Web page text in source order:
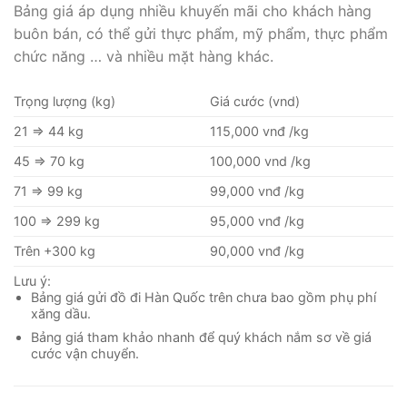
Bảng giá áp dụng nhiều khuyến mãi cho khách hàng
buôn bán, có thể gửi thực phẩm, mỹ phẩm, thực phẩm
chức năng … và nhiều mặt hàng khác.
Trọng lượng (kg)
Giá cước (vnd)
21 ⇒ 44 kg
115,000 vnđ /kg
45 ⇒ 70 kg
100,000 vnd /kg
71 ⇒ 99 kg
99,000 vnđ /kg
100 ⇒ 299 kg
95,000 vnđ /kg
Trên +300 kg
90,000 vnđ /kg
Lưu ý:
Bảng giá gửi đồ đi Hàn Quốc trên chưa bao gồm phụ phí
xăng dầu.
Bảng giá tham khảo nhanh để quý khách nắm sơ về giá
cước vận chuyển.